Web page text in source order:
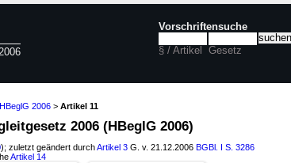
Vorschriftensuche
§ / Artikel Gesetz
2006 > Artikel 11
2006 (HBeglG 2006)
); zuletzt geändert durchArtikel 3 G. v. 21.12.2006 BGBl. I S. 3286
Artikel 14